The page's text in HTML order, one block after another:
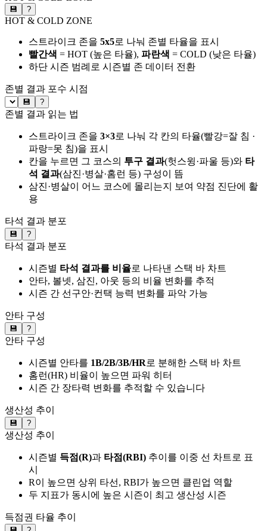
💾 ?
HOT & COLD ZONE
스트라이크 존을 5x5로 나눠 존별 타율을 표시
빨간색 = HOT (높은 타율), 파란색 = COLD (낮은 타율)
하단 시즌 범례로 시즌별 존 데이터 전환
존별 결과 포수 시점
💾 ?
존별 결과 읽는 법
스트라이크 존을 3×3로 나눠 각 칸의 타율(빨강=잘 침 ·
파랑=못 침)을 표시
칸을 누르면 그 코스의 투구 결과(헛스윙·파울 등)와 타
석 결과(삼진·병살·홈런 등) 구성이 뜸
삼진·병살이 어느 코스에 몰리는지 보여 약점 진단에 활
용
타석 결과 분포
💾 ?
타석 결과 분포
시즌별 타석 결과를 비율로 나타낸 스택 바 차트
안타, 볼넷, 삼진, 아웃 등의 비율 변화를 추적
시즌 간 선구안·컨택 능력 변화를 파악 가능
안타 구성
💾 ?
안타 구성
시즌별 안타를 1B/2B/3B/HR로 분해한 스택 바 차트
홈런(HR) 비율이 높으면 파워 히터
시즌 간 장타력 변화를 추적할 수 있습니다
생산성 추이
💾 ?
생산성 추이
시즌별 득점(R)과 타점(RBI) 추이를 이중 선 차트로 표
시
R이 높으면 상위 타선, RBI가 높으면 클린업 역할
두 지표가 동시에 높은 시즌이 최고 생산성 시즌
득점권 타율 추이